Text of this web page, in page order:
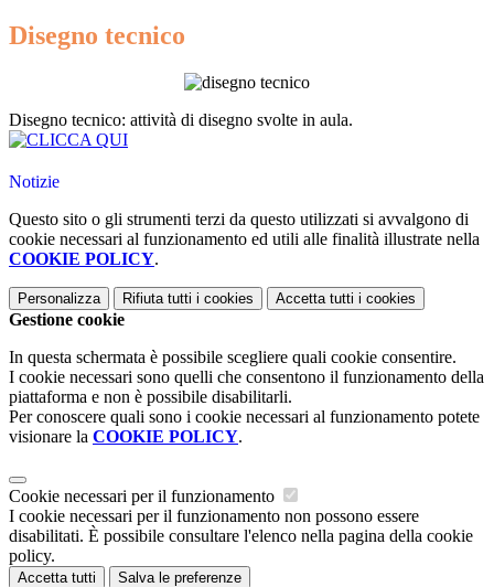
Disegno tecnico
Disegno tecnico: attività di disegno svolte in aula.
Notizie
Questo sito o gli strumenti terzi da questo utilizzati si avvalgono di
cookie necessari al funzionamento ed utili alle finalità illustrate nella
COOKIE POLICY.
Personalizza Rifiuta tutti i cookies Accetta tutti i cookies
Gestione cookie
In questa schermata è possibile scegliere quali cookie consentire.
I cookie necessari sono quelli che consentono il funzionamento della
piattaforma e non è possibile disabilitarli.
Per conoscere quali sono i cookie necessari al funzionamento potete
visionare la COOKIE POLICY.
Cookie necessari per il funzionamento
I cookie necessari per il funzionamento non possono essere
disabilitati. È possibile consultare l'elenco nella pagina della cookie
policy.
Accetta tutti Salva le preferenze